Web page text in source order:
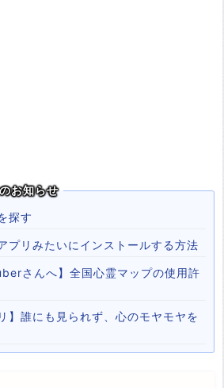
お知らせ
探す
プリみたいにインストールする方法
さんへ】全国心霊マップの使用許
】誰にも見られず、心のモヤモヤを